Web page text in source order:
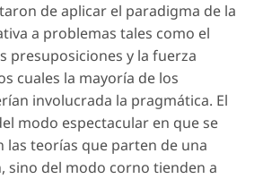
de aplicar el paradigma de la
a problemas tales como el
presuposiciones y la fuerza
cuales la mayoría de los
involucrada la pragmática. El
modo espectacular en que se
las teorías que parten de una
sino del modo corno tienden a